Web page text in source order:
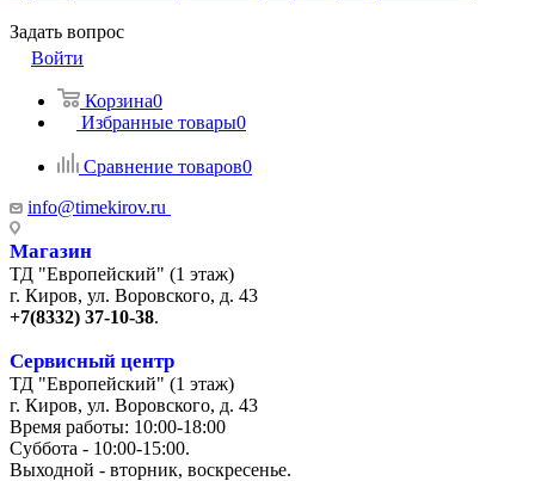
Задать вопрос
Войти
Корзина0
Избранные товары0
Сравнение товаров0
info@timekirov.ru
Магазин
ТД "Европейский" (1 этаж)
г. Киров, ул. Воровского, д. 43
+7(8332) 37-10-38.
Сервисный центр
ТД "Европейский" (1 этаж)
г. Киров, ул. Воровского, д. 43
Время работы: 10:00-18:00
Суббота - 10:00-15:00.
Выходной - вторник, воскресенье.